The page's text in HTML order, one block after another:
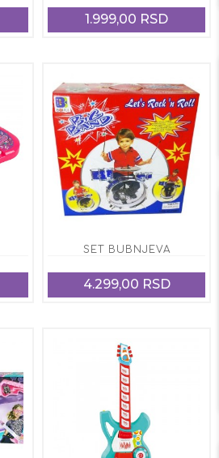
1.999,00 RSD
SET BUBNJEVA
4.299,00 RSD